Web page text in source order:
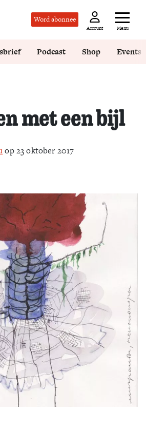
Word abonnee
Account Menu
Zoek
Podcast Shop Events
met een bijl
op 23 oktober 2017